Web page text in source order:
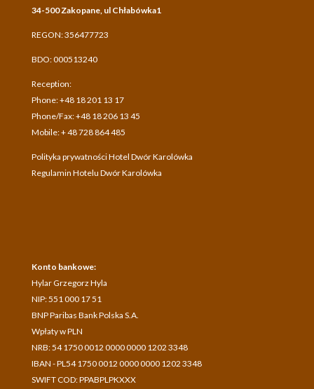
34-500 Zakopane, ul Chłabówka1
REGON: 356477723
BDO: 000513240
Reception:
Phone: +48 18 201 13 17
Phone/Fax: +48 18 206 13 45
Mobile: + 48 728 864 485
Polityka prywatności Hotel Dwór Karolówka
Regulamin Hotelu Dwór Karolówka
Konto bankowe:
Hylar Grzegorz Hyla
NIP: 551 000 17 51
BNP Paribas Bank Polska S.A.
Wpłaty w PLN
NRB: 54 1750 0012 0000 0000 1202 3348
IBAN - PL54 1750 0012 0000 0000 1202 3348
SWIFT COD: PPABPLPKXXX